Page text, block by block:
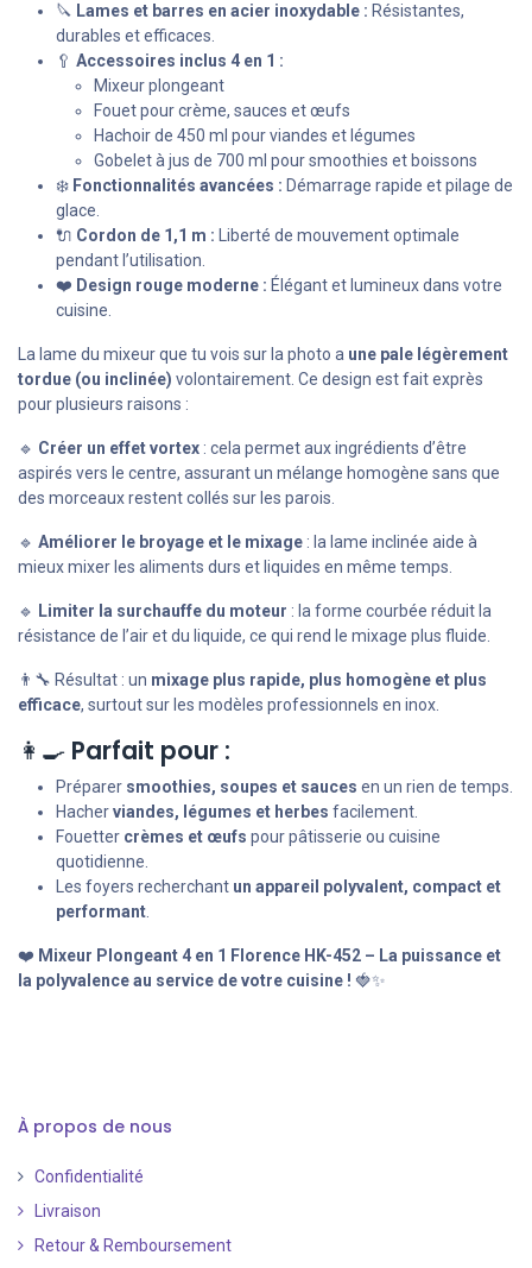
🔪 Lames et barres en acier inoxydable : Résistantes,
durables et efficaces.
🥄 Accessoires inclus 4 en 1 :
Mixeur plongeant
Fouet pour crème, sauces et œufs
Hachoir de 450 ml pour viandes et légumes
Gobelet à jus de 700 ml pour smoothies et boissons
❄️ Fonctionnalités avancées : Démarrage rapide et pilage de
glace.
🔌 Cordon de 1,1 m : Liberté de mouvement optimale
pendant l’utilisation.
❤️ Design rouge moderne : Élégant et lumineux dans votre
cuisine.
La lame du mixeur que tu vois sur la photo a une pale légèrement
tordue (ou inclinée) volontairement. Ce design est fait exprès
pour plusieurs raisons :
🔹 Créer un effet vortex : cela permet aux ingrédients d’être
aspirés vers le centre, assurant un mélange homogène sans que
des morceaux restent collés sur les parois.
🔹 Améliorer le broyage et le mixage : la lame inclinée aide à
mieux mixer les aliments durs et liquides en même temps.
🔹 Limiter la surchauffe du moteur : la forme courbée réduit la
résistance de l’air et du liquide, ce qui rend le mixage plus fluide.
👨‍🔧 Résultat : un mixage plus rapide, plus homogène et plus
efficace, surtout sur les modèles professionnels en inox.
👩‍🍳 Parfait pour :
Préparer smoothies, soupes et sauces en un rien de temps.
Hacherviandes, légumes et herbes facilement.
Fouetter crèmes et œufs pour pâtisserie ou cuisine
quotidienne.
Les foyers recherchant un appareil polyvalent, compact et
performant
❤️ Mixeur Plongeant 4 en 1 Florence HK-452 – La puissance et
la polyvalence au service de votre cuisine ! 🍓✨
À propos de nous
Confidentialité
Livraison
Retour & Remboursement